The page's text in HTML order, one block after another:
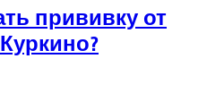
прививку от